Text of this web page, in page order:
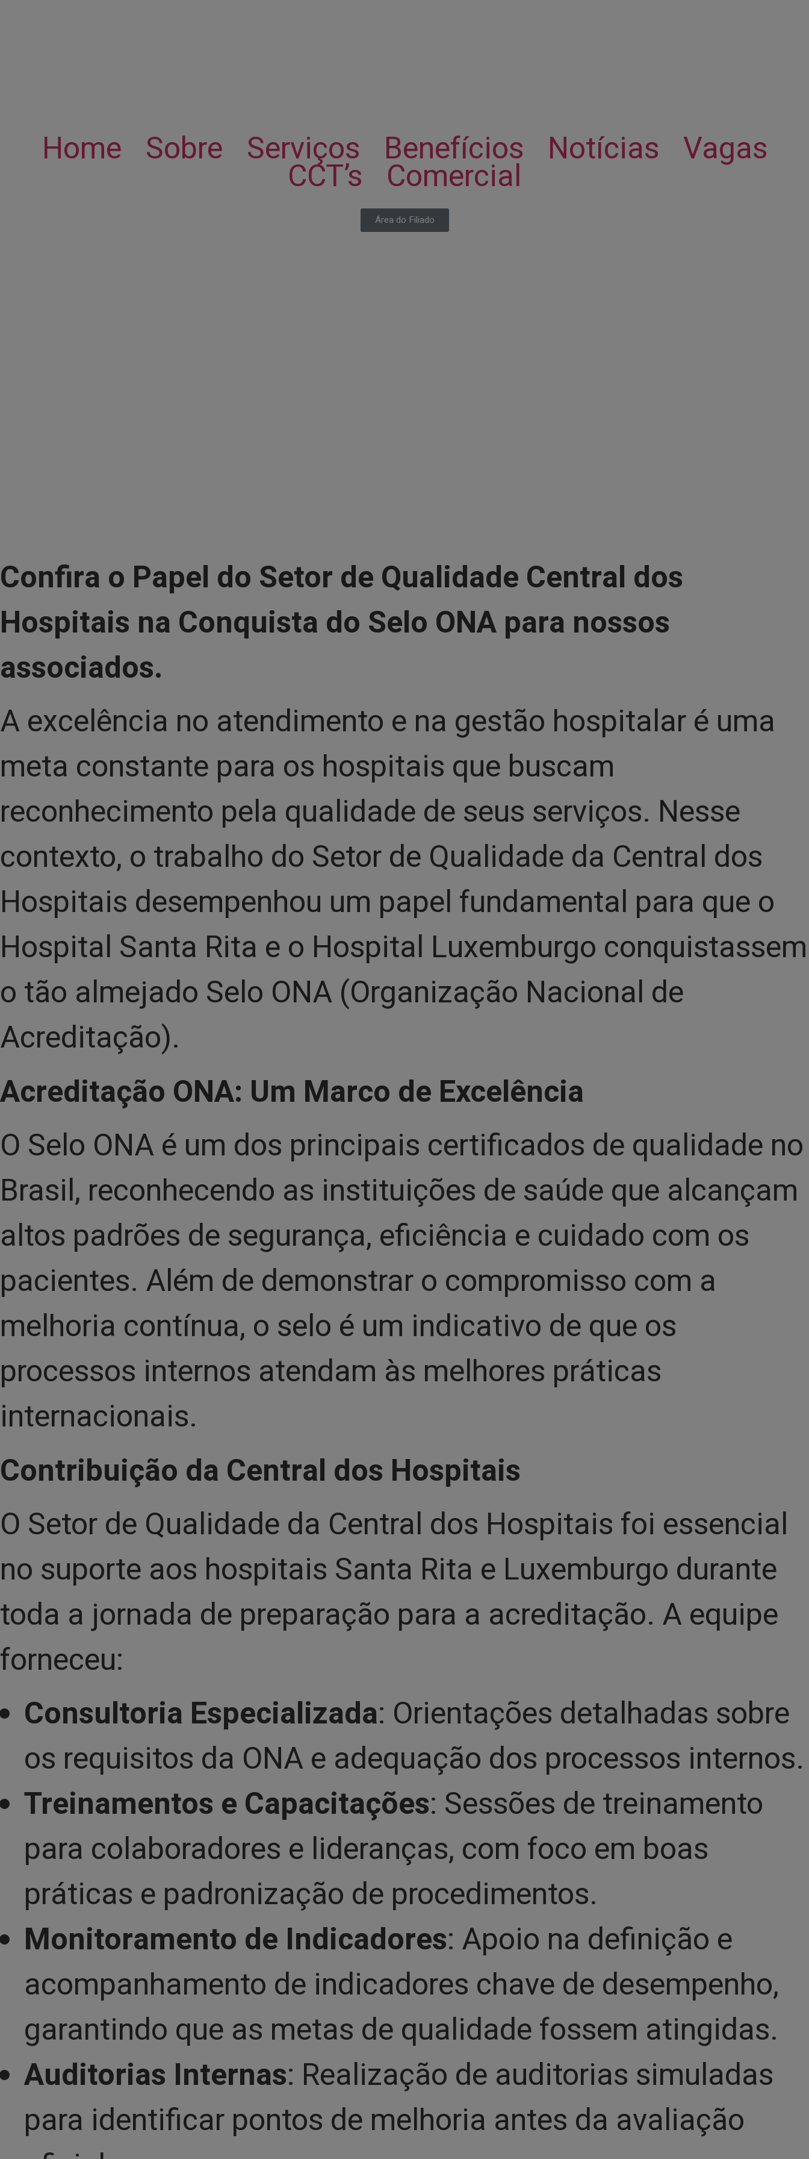
Home Sobre Serviços Benefícios Notícias Vagas
CCT’s Comercial
Área do Filiado
Confira o Papel do Setor de Qualidade Central dos
Hospitais na Conquista do Selo ONA para nossos
associados.
A excelência no atendimento e na gestão hospitalar é uma
meta constante para os hospitais que buscam
reconhecimento pela qualidade de seus serviços. Nesse
contexto, o trabalho do Setor de Qualidade da Central dos
Hospitais desempenhou um papel fundamental para que o
Hospital Santa Rita e o Hospital Luxemburgo conquistassem
o tão almejado Selo ONA (Organização Nacional de
Acreditação).
Acreditação ONA: Um Marco de Excelência
O Selo ONA é um dos principais certificados de qualidade no
Brasil, reconhecendo as instituições de saúde que alcançam
altos padrões de segurança, eficiência e cuidado com os
pacientes. Além de demonstrar o compromisso com a
melhoria contínua, o selo é um indicativo de que os
processos internos atendam às melhores práticas
internacionais.
Contribuição da Central dos Hospitais
O Setor de Qualidade da Central dos Hospitais foi essencial
no suporte aos hospitais Santa Rita e Luxemburgo durante
toda a jornada de preparação para a acreditação. A equipe
forneceu:
Consultoria Especializada: Orientações detalhadas sobre
os requisitos da ONA e adequação dos processos internos.
Treinamentos e Capacitações: Sessões de treinamento
para colaboradores e lideranças, com foco em boas
práticas e padronização de procedimentos.
Monitoramento de Indicadores: Apoio na definição e
acompanhamento de indicadores chave de desempenho,
garantindo que as metas de qualidade fossem atingidas.
Auditorias Internas: Realização de auditorias simuladas
para identificar pontos de melhoria antes da avaliação